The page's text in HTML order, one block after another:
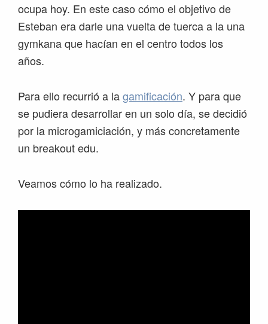
ocupa hoy. En este caso cómo el objetivo de
Esteban era darle una vuelta de tuerca a la una
gymkana que hacían en el centro todos los
años.
Para ello recurrió a lagamificación. Y para que
se pudiera desarrollar en un solo día, se decidió
por la microgamiciación, y más concretamente
un breakout edu.
Veamos cómo lo ha realizado.